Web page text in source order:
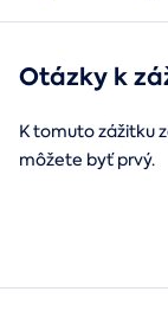
Otázky k
K tomuto zážitku
môžete byť prvý.